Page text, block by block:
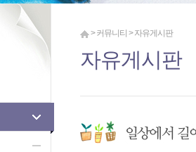
> 커뮤니티 > 자유게시판
자유게시판